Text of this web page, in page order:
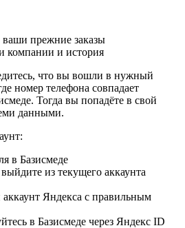
прежние заказы
компании и история
что вы вошли в нужный
номер телефона совпадает
Тогда вы попадёте в свой
данными.
в Базисмеде
из текущего аккаунта
Яндекса с правильным
в Базисмеде через Яндекс ID